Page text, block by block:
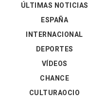
ÚLTIMAS NOTICIAS
ESPAÑA
INTERNACIONAL
DEPORTES
VÍDEOS
CHANCE
CULTURAOCIO